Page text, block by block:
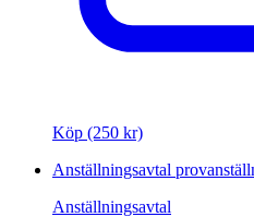
Köp (250 kr)
Anställningsavtal
Anställningsavtal